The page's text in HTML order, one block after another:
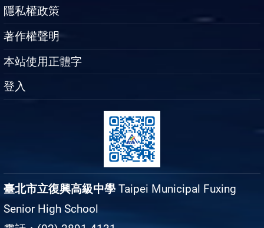
隱私權政策
著作權聲明
本站使用正體字
登入
臺北市立復興高級中學 Taipei Municipal Fuxing
Senior High School